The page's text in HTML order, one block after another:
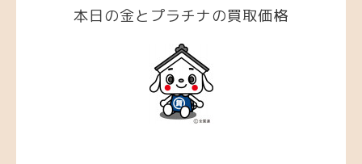
本日の金とプラチナの買取価格